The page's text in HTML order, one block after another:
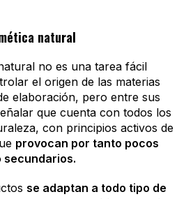
natural
no es una tarea fácil
el origen de las materias
elaboración, pero entre sus
que cuenta con todos los
con principios activos de
provocan por tanto pocos
secundarios.
se adaptan a todo tipo de